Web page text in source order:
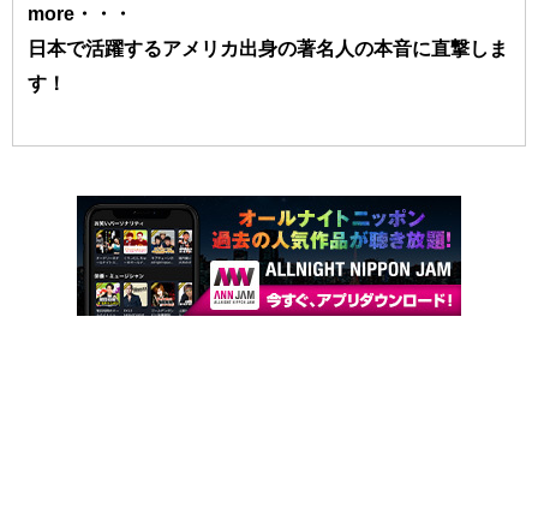
more・・・
日本で活躍するアメリカ出身の著名人の本音に直撃しま
す！